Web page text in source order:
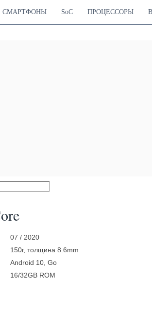
СМАРТФОНЫ SoC ПРОЦЕССОРЫ
07 / 2020
150г, толщина 8.6mm
Android 10, Go
16/32GB ROM